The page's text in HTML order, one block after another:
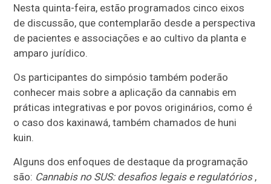
Nesta quinta-feira, estão programados cinco eixos
de discussão, que contemplarão desde a perspectiva
de pacientes e associações e ao cultivo da planta e
amparo jurídico.
Os participantes do simpósio também poderão
conhecer mais sobre a aplicação da cannabis em
práticas integrativas e por povos originários, como é
o caso dos kaxinawá, também chamados de huni
kuin.
Alguns dos enfoques de destaque da programação
são: Cannabis no SUS: desafios legais e regulatórios,